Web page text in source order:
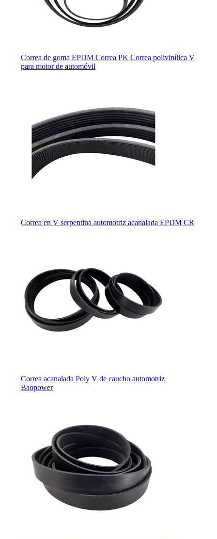
Correa de goma EPDM Correa PK Correa polivinílica V
para motor de automóvil
Correa en V serpentina automotriz acanalada EPDM CR
Correa acanalada Poly V de caucho automotriz
Baopower